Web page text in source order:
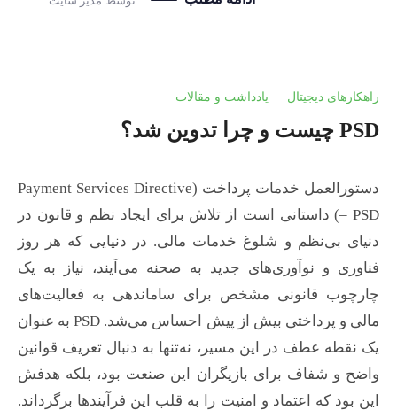
راهکارهای دیجیتال · یادداشت و مقالات
PSD چیست و چرا تدوین شد؟
دستورالعمل خدمات پرداخت (Payment Services Directive
– PSD) داستانی است از تلاش برای ایجاد نظم و قانون در
دنیای بی‌نظم و شلوغ خدمات مالی. در دنیایی که هر روز
فناوری و نوآوری‌های جدید به صحنه می‌آیند، نیاز به یک
چارچوب قانونی مشخص برای ساماندهی به فعالیت‌های
مالی و پرداختی بیش از پیش احساس می‌شد. PSD به عنوان
یک نقطه عطف در این مسیر، نه‌تنها به دنبال تعریف قوانین
واضح و شفاف برای بازیگران این صنعت بود، بلکه هدفش
این بود که اعتماد و امنیت را به قلب این فرآیندها برگرداند.